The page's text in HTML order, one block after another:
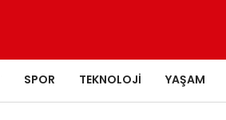
SPOR TEKNOLOJI YAŞAM